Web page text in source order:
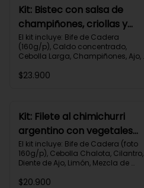
Proteínas 36g
Kit: Bistec con salsa de
champiñones, criollas y
zanahorias asadas-87
El kit incluye: Bife de Cadera
(160g/p), Caldo concentrado,
Cebolla Larga, Champiñones, Ajo,
Cream, Zanahoria, Receta Impresa.
$23.900
Kit: Filete al chimichurri
argentino con vegetales
horneados-110
El kit incluye: Bife de Cadera (foto
160g/p), Cebolla Chalota, Cilantro,
Diente de Ajo, Limón, Mezcla de
Verde, Tomate Tipo Cherry,
$20.900